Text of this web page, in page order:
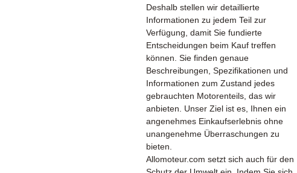
Deshalb stellen wir detaillierte
Informationen zu jedem Teil zur
Verfügung, damit Sie fundierte
Entscheidungen beim Kauf treffen
können. Sie finden genaue
Beschreibungen, Spezifikationen und
Informationen zum Zustand jedes
gebrauchten Motorenteils, das wir
anbieten. Unser Ziel ist es, Ihnen ein
angenehmes Einkaufserlebnis ohne
unangenehme Überraschungen zu
bieten.
Allomoteur.com setzt sich auch für den